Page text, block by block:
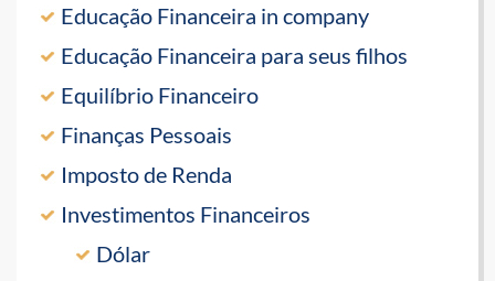
Educação Financeira in company
Educação Financeira para seus filhos
Equilíbrio Financeiro
Finanças Pessoais
Imposto de Renda
Investimentos Financeiros
Dólar